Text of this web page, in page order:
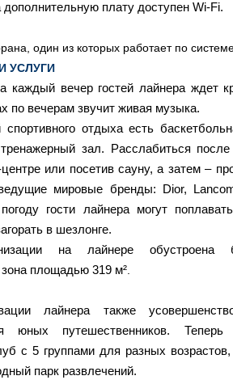
плату доступен Wi-Fi.
один из которых работает по
УСЛУГИ
каждый вечер гостей лайнера ждет
по вечерам звучит живая музыка.
отдыха есть
зал. Расслабиться
или посетив сауну, а затем –
мировые бренды: Dior,
гости лайнера могут
в шезлонге.
на лайнере обустроена
площадью 319 м²
лайнера также
юных путешественников.
с 5 группами для разных
парк развлечений.